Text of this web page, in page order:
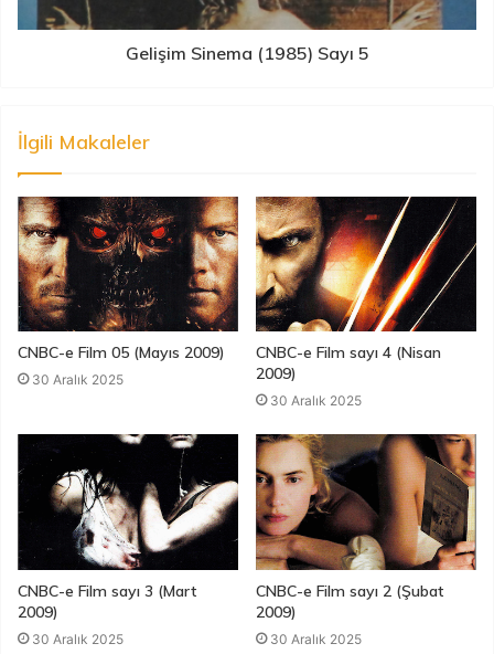
Gelişim Sinema (1985) Sayı 5
İlgili Makaleler
CNBC-e Film 05 (Mayıs 2009)
30 Aralık 2025
CNBC-e Film sayı 4 (Nisan
2009)
30 Aralık 2025
CNBC-e Film sayı 3 (Mart
2009)
30 Aralık 2025
CNBC-e Film sayı 2 (Şubat
2009)
30 Aralık 2025